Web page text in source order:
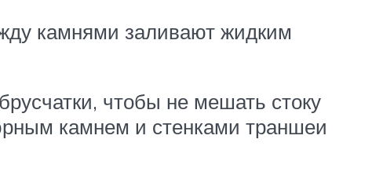
камнями заливают жидким
чтобы не мешать стоку
камнем и стенками траншеи